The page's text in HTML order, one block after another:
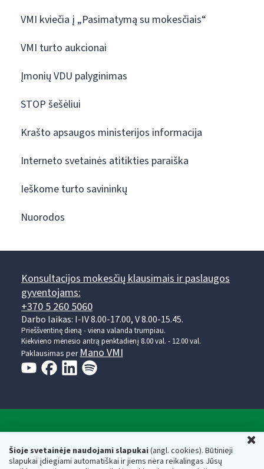
Šioje svetainėje naudojami slapukai(angl. cookies). Būtinieji
slapukai įdiegiami automatiškai ir jiems nėra reikalingas Jūsų
VMI kviečia į „Pasimatymą su mokesčiais“
VMI turto aukcionai
Įmonių VDU palyginimas
STOP šešėliui
Krašto apsaugos ministerijos informacija
Interneto svetainės atitikties paraiška
Ieškome turto savininkų
Nuorodos
Konsultacijos mokesčių klausimais ir paslaugos
gyventojams:
+370 5 260 5060
Darbo laikas: I-IV 8.00-17.00, V 8.00-15.45.
Prieššventinę dieną - viena valanda trumpiau.
Kiekvieno mėnesio antrą penktadienį 8.00 val. - 12.00 val.
Paklausimas per Mano VMI
Respublikos finansų ministerijos